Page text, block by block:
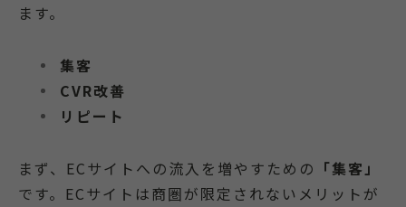
ます。
集客
CVR改善
リピート
まず、ECサイトへの流入を増やすための 「集客」
です。ECサイトは商圏が限定されないメリットが